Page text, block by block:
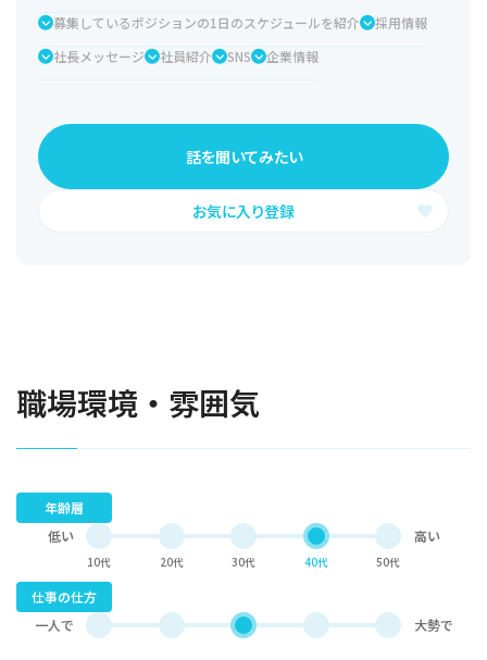
募集しているポジションの1日のスケジュールを紹介
採用情報
社長メッセージ
社員紹介 SNS 企業情報
話を聞いてみたい
お気に入り登録
職場環境・雰囲気
年齢層
低い
10代 20代 30代 40代 50代
高い
仕事の仕方
一人で
大勢で